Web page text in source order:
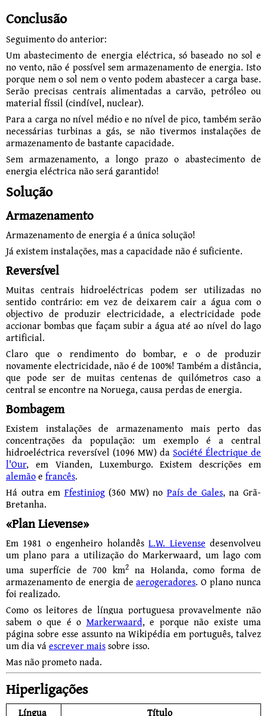
Conclusão
Seguimento do anterior:
Um abastecimento de energia eléctrica, só baseado no sol e
no vento, não é possível sem armazenamento de energia. Isto
porque nem o sol nem o vento podem abastecer a carga base.
Serão precisas centrais alimentadas a carvão, petróleo ou
material físsil (cindível, nuclear).
Para a carga no nível médio e no nível de pico, também serão
necessárias turbinas a gás, se não tivermos instalações de
armazenamento de bastante capacidade.
Sem armazenamento, a longo prazo o abastecimento de
energia eléctrica não será garan­tido!
Solução
Armazenamento
Armazenamento de energia é a única solução!
Já existem instalações, mas a capacidade não é suficiente.
Reversível
Muitas centrais hidroeléctricas podem ser utilizadas no
sentido contrário: em vez de dei­xarem cair a água com o
objectivo de produzir electricidade, a electricidade pode
accio­nar bombas que façam subir a água até ao nível do lago
artificial.
Claro que o rendimento do bombar, e o de produzir
novamente electricidade, não é de 100%! Também a distância,
que pode ser de muitas centenas de quilómetros caso a
central se encontre na Noruega, causa perdas de energia.
Bombagem
Existem instalações de armazenamento mais perto das
concentrações da população: um exemplo é a central
hidroeléctrica reversível (1096 MW) da Société Électrique de
l'Our, em Vianden, Luxemburgo. Existem descrições em
alemãoe francês.
Há outra em Ffestiniog(360 MW) no País de Gales, na Grã-
Bretanha.
«Plan Lievense»
Em 1981 o engenheiro holandêsL.W. Lievense desenvolveu
um plano para a utilização do Markerwaard, um lago com
uma superfície de 700 km2 na Holanda, como forma de
armazenamento de energia deaerogeradores. O plano nunca
foi realizado.
Como os leitores de língua portuguesa provavelmente não
sabem o que é o Markerwaard, e porque não existe uma
página sobre esse assunto na Wikipédia em português, talvez
um dia váescrever maissobre isso.
Mas não prometo nada.
Hiperligações
Língua Título